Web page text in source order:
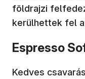
földrajzi
kerülhettek fel
Espresso
Kedves